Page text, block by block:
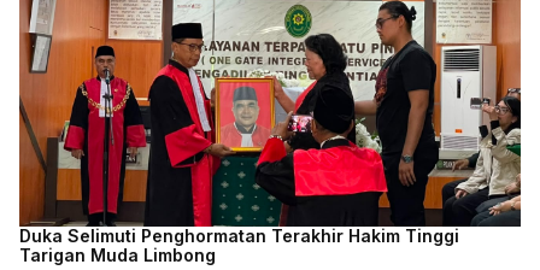
Duka Selimuti Penghormatan Terakhir Hakim Tinggi
Tarigan Muda Limbong